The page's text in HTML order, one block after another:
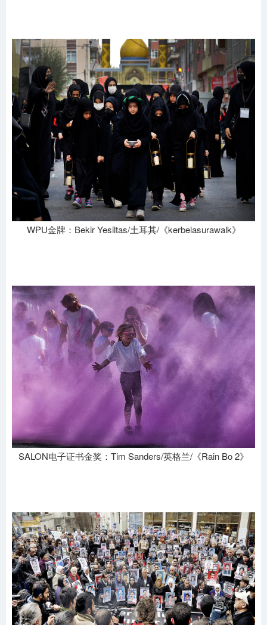
WPU金牌：Bekir Yesiltas/土耳其/《kerbelasurawalk》
SALON电子证书金奖：Tim Sanders/英格兰/《Rain Bo 2》